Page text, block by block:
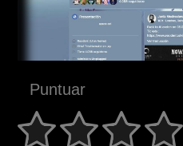
Puntuar